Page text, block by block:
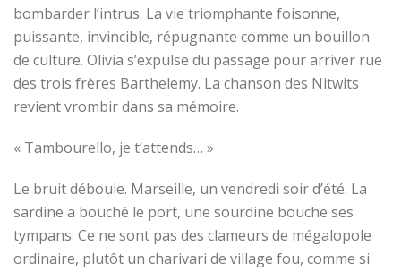
bombarder l’intrus. La vie triomphante foisonne,
puissante, invincible, répugnante comme un bouillon
de culture. Olivia s’expulse du passage pour arriver rue
des trois frères Barthelemy. La chanson des Nitwits
revient vrombir dans sa mémoire.
« Tambourello, je t’attends… »
Le bruit déboule. Marseille, un vendredi soir d’été. La
sardine a bouché le port, une sourdine bouche ses
tympans. Ce ne sont pas des clameurs de mégalopole
ordinaire, plutôt un charivari de village fou, comme si